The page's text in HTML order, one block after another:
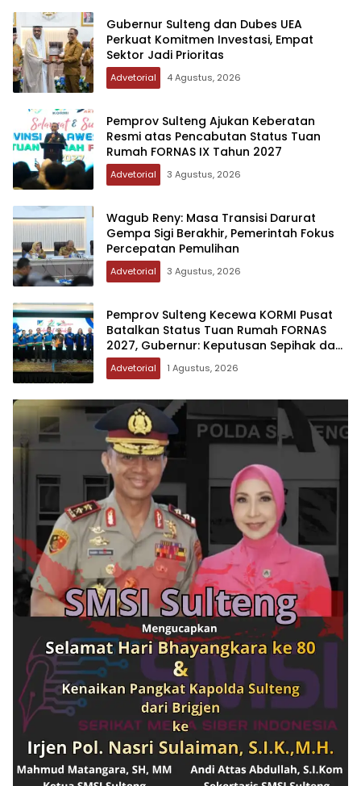
Gubernur Sulteng dan Dubes UEA
Perkuat Komitmen Investasi, Empat
Sektor Jadi Prioritas
Advetorial 4 Agustus, 2026
Pemprov Sulteng Ajukan Keberatan
Resmi atas Pencabutan Status Tuan
Rumah FORNAS IX Tahun 2027
Advetorial 3 Agustus, 2026
Wagub Reny: Masa Transisi Darurat
Gempa Sigi Berakhir, Pemerintah Fokus
Percepatan Pemulihan
Advetorial 3 Agustus, 2026
Pemprov Sulteng Kecewa KORMI Pusat
Batalkan Status Tuan Rumah FORNAS
2027, Gubernur: Keputusan Sepihak dan
Tanpa Koordinasi
Advetorial 1 Agustus, 2026